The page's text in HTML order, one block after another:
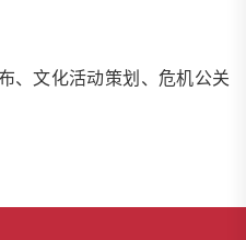
、文化活动策划、危机公关